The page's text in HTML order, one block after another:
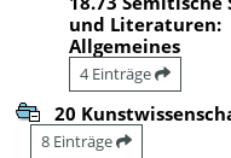
und Literaturen:
Allgemeines
4 Einträge
20
8 Einträge